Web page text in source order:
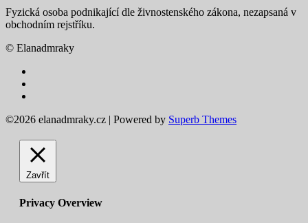
Fyzická osoba podnikající dle živnostenského zákona, nezapsaná v
obchodním rejstříku.
© Elanadmraky
©2026 elanadmraky.cz | Powered by Superb Themes
Zavřít
Privacy Overview